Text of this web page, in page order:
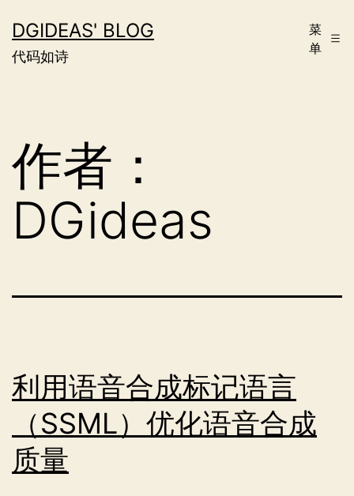
至
内
DGIDEAS' BLOG
代码如诗
菜
单
作者：
DGideas
利用语音合成标记语言
（SSML）优化语音合成
质量